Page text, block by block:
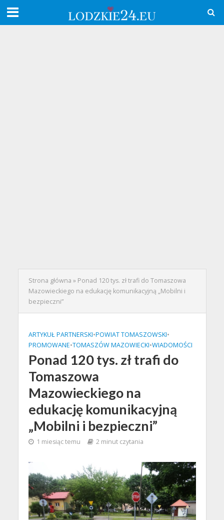
Strona główna » Ponad 120 tys. zł trafi do Tomaszowa
Mazowieckiego na edukację komunikacyjną „Mobilni i
bezpieczni”
ARTYKUŁ PARTNERSKI•POWIAT TOMASZOWSKI•
PROMOWANE•TOMASZÓW MAZOWIECKI•WIADOMOŚCI
Ponad 120 tys. zł trafi do
Tomaszowa
Mazowieckiego na
edukację komunikacyjną
„Mobilni i bezpieczni”
1 miesiąc temu 2 minut czytania